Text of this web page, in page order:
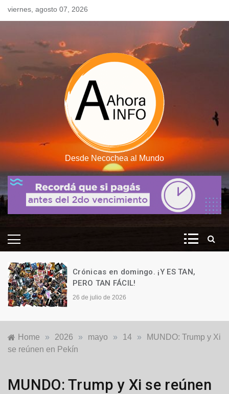
Skipviernes, agosto 07, 2026
Desde Necochea al Mundo
Crónicas en domingo. ¡Y ES TAN,
PERO TAN FÁCIL!
26 de julio de 2026
Home » 2026 » mayo » 14 »
MUNDO: Trump y Xi
se reúnen en Pekín
Destacadas ,
Internacionales
MUNDO: Trump y Xi se reúnen